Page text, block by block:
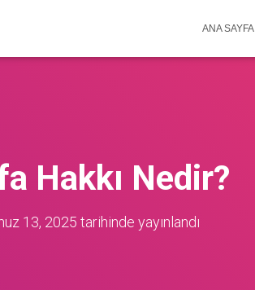
ANA SAYFA
Hakkı Nedir?
13, 2025 tarihinde yayınlandı